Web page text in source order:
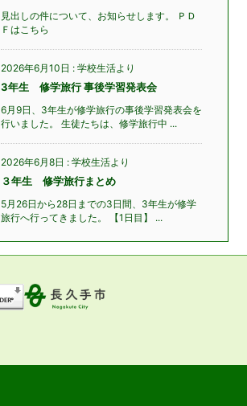
見出しの件について、お知らせします。 ＰＤ
Ｆはこちら
2026年6月10日 : 学校生活より
3年生 修学旅行 事後学習発表会
6月9日、3年生が修学旅行の事後学習発表会を
行いました。 生徒たちは、修学旅行中 ...
2026年6月8日 : 学校生活より
３年生 修学旅行まとめ
5月26日から28日までの3日間、3年生が修学
旅行へ行ってきました。 【1日目】 ...